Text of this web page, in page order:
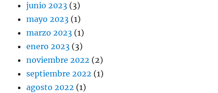
junio 2023 (3)
mayo 2023 (1)
marzo 2023 (1)
enero 2023 (3)
noviembre 2022 (2)
septiembre 2022 (1)
agosto 2022 (1)